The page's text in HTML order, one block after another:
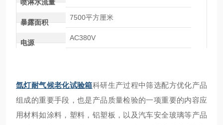
喷淋水流量
暴露面积
7500平方厘米
电源
AC380V
氙灯耐气候老化试验箱科研生产过程中筛选配方优化产品
组成的重要手段，也是产品质量检验的一项重要的内容应
用材料如涂料，塑料，铝塑板，以及汽车安全玻璃等产品